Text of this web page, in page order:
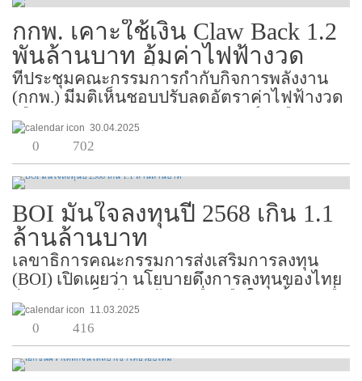
กกพ. เคาะใช้เงิน Claw Back 1.2
พันล้านบาท อุ้มค่าไฟฟ้างวด
พ.ค.-ส.ค. 2568 เหลือ 3.98 บาท
ที่ประชุมคณะกรรมการกำกับกิจการพลังงาน
(กกพ.) มีมติเห็นชอบปรับลดอัตราค่าไฟฟ้างวด
เดือน พ.ค.-ส.ค. 2568 ลง 17 สตางค์ เหลือหน่วย
ละ 3.98 บาท จากมติ กกพ. วันที่ 26 มี.ค. 2568 ที่
มีการตรึงค่าไฟฟ้าไว้ที่หน่วยละ 4.15 บาท โดย
เป็นกา...
30.04.2025
0 702
BOI มั่นใจลงทุนปี 2568 เกิน 1.1
ล้านล้านบาท
เลขาธิการคณะกรรมการส่งเสริมการลงทุน
(BOI) เปิดเผยว่า นโยบายดึงการลงทุนของไทย
ปี 2568 จำเป็นต้องสร้างเครื่องมือใหม่ขึ้นมาเพื่อ
ดึงเงินลงทุนจากต่างประเทศเข้ามาให้ได้ โดย
เฉพาะในอุตสาหกรรมยุทธศาสตร์ของโลก อาทิ
อิเล็กทรอนิกส์ แ...
11.03.2025
0 416